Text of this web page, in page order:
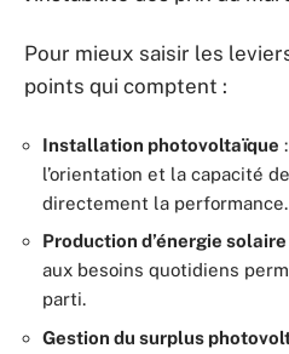
Pour mieux saisir les
points qui comptent :
Installation photovoltaïque
l’orientation et la capacité
directement la performance.
Production d’énergie solaire
aux besoins quotidiens
parti.
Gestion du surplus